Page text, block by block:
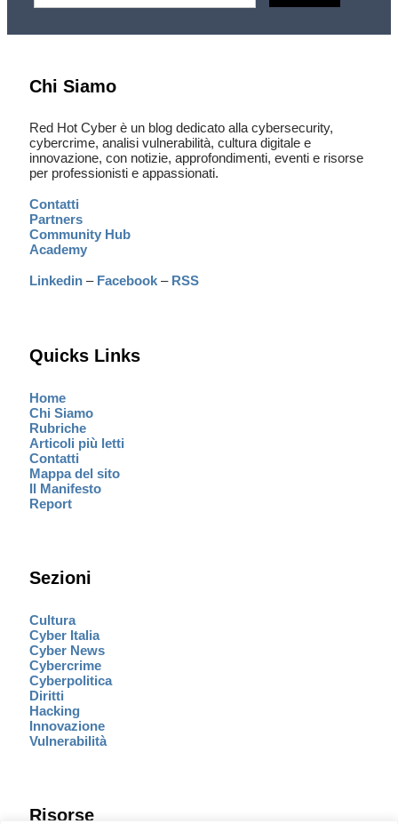
Chi Siamo
Red Hot Cyber è un blog dedicato alla cybersecurity,
cybercrime, analisi vulnerabilità, cultura digitale e
innovazione, con notizie, approfondimenti, eventi e risorse
per professionisti e appassionati.
Contatti
Partners
Community Hub
Academy
Linkedin – Facebook – RSS
Quicks Links
Home
Chi Siamo
Rubriche
Articoli più letti
Contatti
Mappa del sito
Il Manifesto
Report
Sezioni
Cultura
Cyber Italia
Cyber News
Cybercrime
Cyberpolitica
Diritti
Hacking
Innovazione
Vulnerabilità
Risorse